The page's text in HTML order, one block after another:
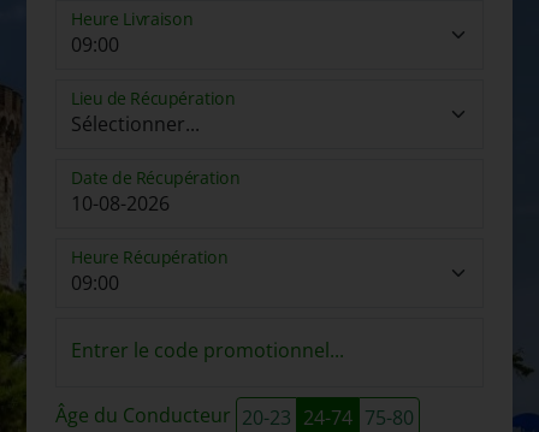
Heure Livraison
Lieu de Récupération
Date de Récupération
Heure Récupération
Entrer le code promotionnel...
Âge du Conducteur 20-23 24-74 75-80